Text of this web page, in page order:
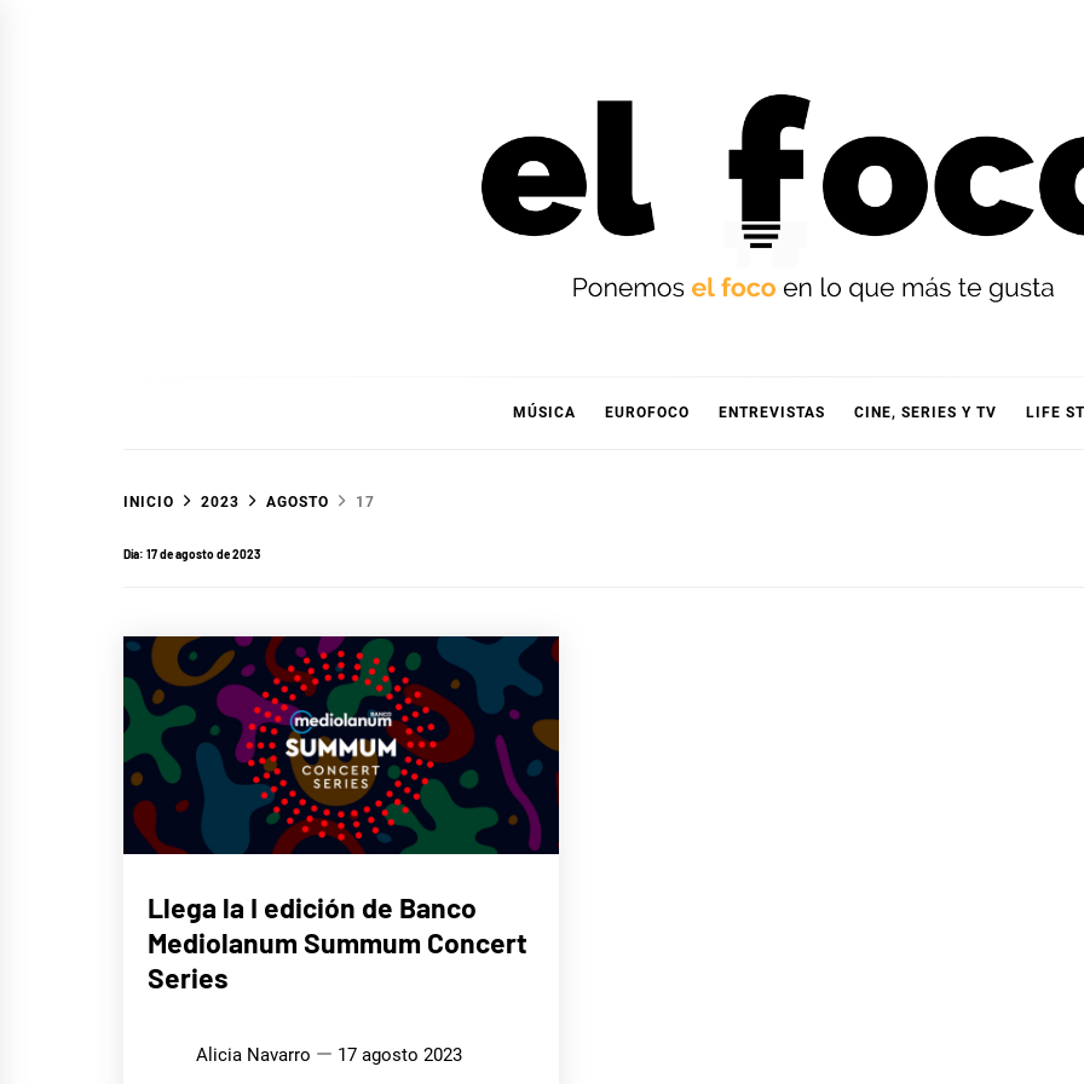
EL FOCO
MÚSICA EUROFOCO ENTREVISTAS CINE, SERIES Y TV LIFE
INICIO 2023 AGOSTO 17
Día: 17 de agosto de 2023
Llega la I edición de Banco
Mediolanum Summum Concert
Series
Alicia Navarro 17 agosto 2023